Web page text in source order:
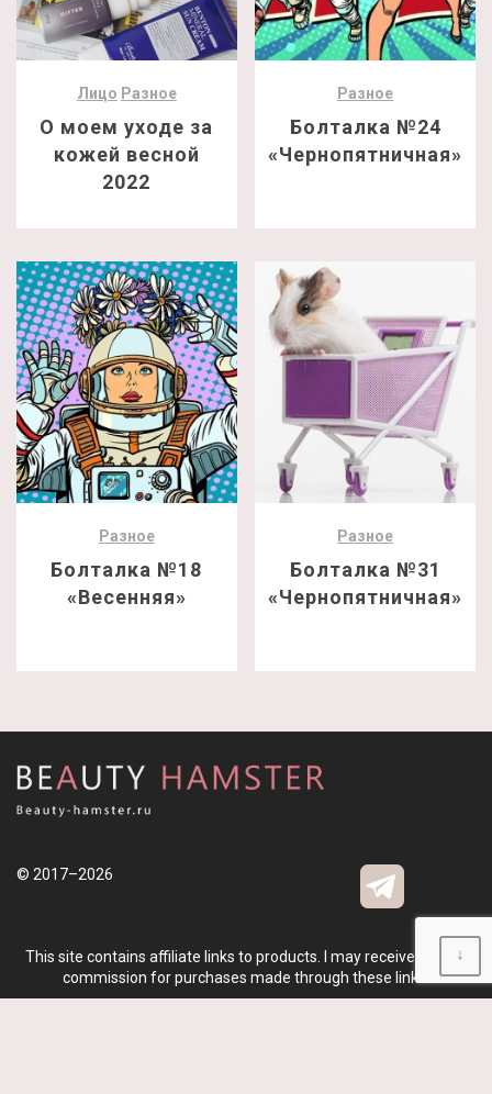
Лицо Разное
О моем уходе за
кожей весной
2022
Разное
Болталка №24
«Чернопятничная»
Разное
Болталка №18
«Весенняя»
Разное
Болталка №31
«Чернопятничная»
© 2017–2026
This site contains affiliate links to products. I may receive a small
commission for purchases made through these links.
↓